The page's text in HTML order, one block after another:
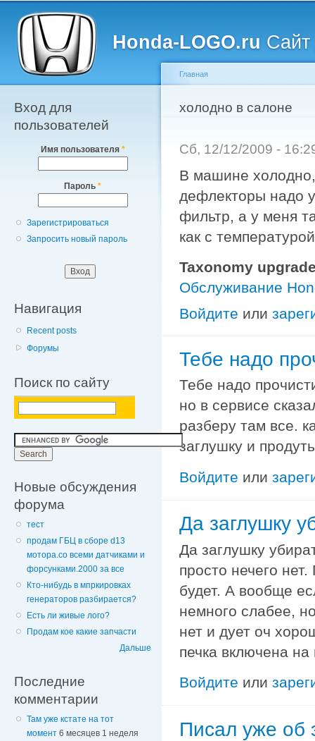
Honda-LOGO.ru Сайт
Главное меню
Вход для
пользователей
Имя пользователя *
Пароль *
Зарегистрироваться
Запросить новый пароль
Навигация
Recent posts
Форумы
Поиск по сайту
Новые обсуждения
форума
тест
продам ГБЦ в сборе d13
мотора.со всеми датчиками и
форсунками.2000 за все
Кто-нибудь в мпркировках
генераторов разбирается?
Есть ли живые лого?
Продам кое какие запчасти
Дальше
Последние
комментарии
Там уже кстате на тот
момент 6 месяцев 1 неделя
Вы здесь
Главная
холодно в салоне
Сб, 12/12/2009 -
В машине холодно,
дефлекторы надо
фильтр, а у меня
как с
Taxonomy
Обслуживание
Войдите или
Тебе надо
Тебе надо
но в сервисе
разберу там все.
заглушку и
Войдите или
Да заглушку
Да заглушку
просто нечего
будет. А вообще
немного слабее,
нет и дует оч
печка включена
Войдите или
Писал уже об